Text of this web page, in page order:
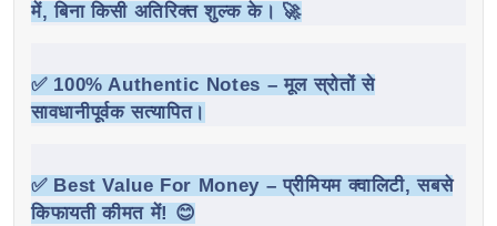
में, बिना किसी अतिरिक्त शुल्क के। 🚀
✅ 100% Authentic Notes – मूल स्रोतों से
सावधानीपूर्वक सत्यापित।
✅ Best Value For Money– प्रीमियम क्वालिटी, सबसे
किफायती कीमत में! 😊